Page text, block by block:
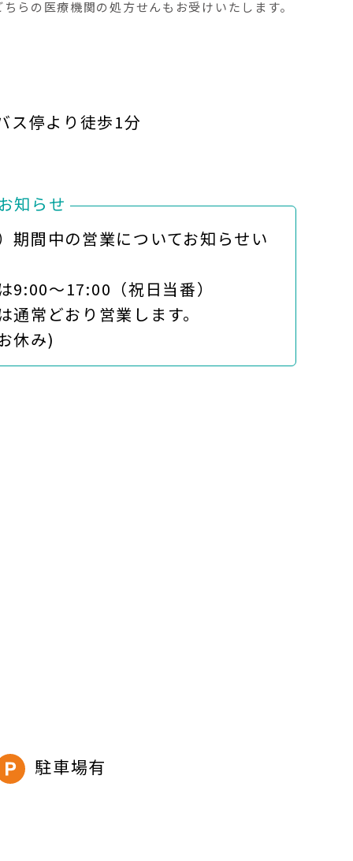
らの医療機関の処方せんもお受けいたします。
ス停より徒歩1分
知らせ
期間中の営業についてお知らせい
～17:00（祝日当番）
常どおり営業します。
休み)
駐車場有